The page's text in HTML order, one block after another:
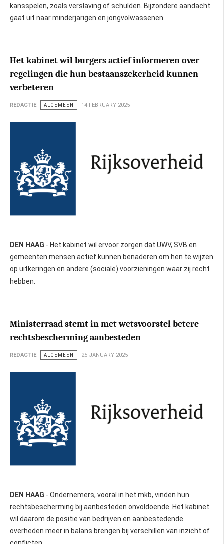
kansspelen, zoals verslaving of schulden. Bijzondere aandacht
gaat uit naar minderjarigen en jongvolwassenen.
Het kabinet wil burgers actief informeren over
regelingen die hun bestaanszekerheid kunnen
verbeteren
REDACTIE ALGEMEEN 14 FEBRUARY 2025
DEN HAAG - Het kabinet wil ervoor zorgen dat UWV, SVB en
gemeenten mensen actief kunnen benaderen om hen te wijzen
op uitkeringen en andere (sociale) voorzieningen waar zij recht
hebben.
Ministerraad stemt in met wetsvoorstel betere
rechtsbescherming aanbesteden
REDACTIE ALGEMEEN 25 JANUARY 2025
DEN HAAG - Ondernemers, vooral in het mkb, vinden hun
rechtsbescherming bij aanbesteden onvoldoende. Het kabinet
wil daarom de positie van bedrijven en aanbestedende
overheden meer in balans brengen bij verschillen van inzicht of